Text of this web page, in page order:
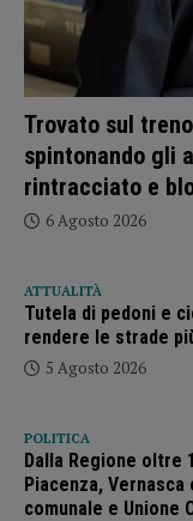
Trovato sul
spintonando gli
rintracciato e
6 Agosto 2026
ATTUALITÀ
Tutela di pedoni e
rendere le strade
5 Agosto 2026
POLITICA
Dalla Regione oltre
Piacenza,
comunale e Unione